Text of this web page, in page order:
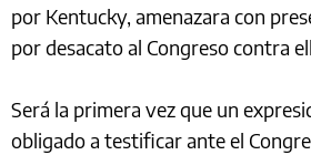
por Kentucky, amenazara con
por desacato al Congreso contra
Será la primera vez que un
obligado a testificar ante el